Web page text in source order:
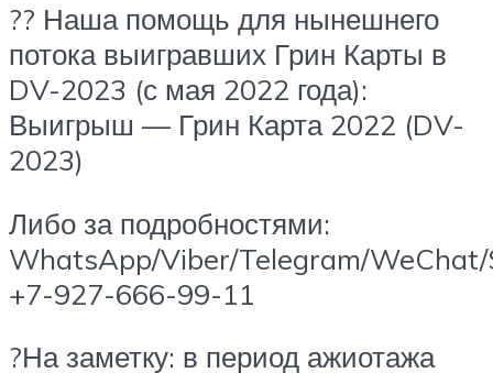
?? Наша помощь для нынешнего
потока выигравших Грин Карты в
DV-2023 (с мая 2022 года):
Выигрыш — Грин Карта 2022 (DV-
2023)
Либо за подробностями:
WhatsApp/Viber/Telegram/WeChat/
+7-927-666-99-11
?На заметку: в период ажиотажа